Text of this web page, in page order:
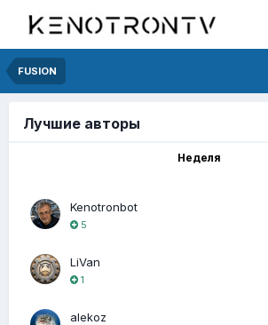
FUSION
Лучшие авторы
Неделя
Kenotronbot
5
LiVan
1
alekoz